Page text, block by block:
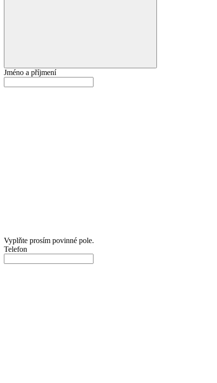
Jméno a příjmení
Vyplňte prosím povinné pole.
Telefon